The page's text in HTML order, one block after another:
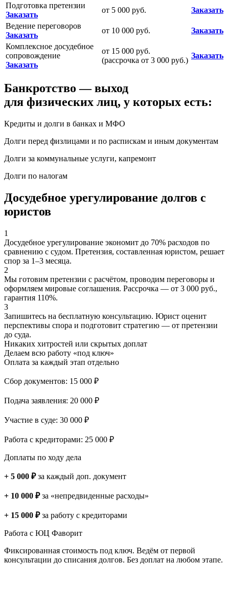
Подготовка претензии
Заказать
от 5 000 руб.
Заказать
Ведение переговоров
Заказать
от 10 000 руб.
Заказать
Комплексное досудебное
сопровождение
Заказать
от 15 000 руб.
(рассрочка от 3 000 руб.)
Заказать
Банкротство — выход
для физических лиц, у которых есть:
Кредиты и долги в банках и МФО
Долги перед физлицами и по распискам и иным документам
Долги за коммунальные услуги, капремонт
Долги по налогам
Досудебное урегулирование долгов с
юристов
1
Досудебное урегулирование экономит до 70% расходов по
сравнению с судом. Претензия, составленная юристом, решает
спор за 1–3 месяца.
2
Мы готовим претензии с расчётом, проводим переговоры и
оформляем мировые соглашения. Рассрочка — от 3 000 руб.,
гарантия 110%.
3
Запишитесь на бесплатную консультацию. Юрист оценит
перспективы спора и подготовит стратегию — от претензии
до суда.
Никаких хитростей или скрытых доплат
Делаем всю работу «под ключ»
Оплата за каждый этап отдельно
Сбор документов: 15 000 ₽
Подача заявления: 20 000 ₽
Участие в суде: 30 000 ₽
Работа с кредиторами: 25 000 ₽
Доплаты по ходу дела
+ 5 000 ₽за каждый доп. документ
+ 10 000 ₽за «непредвиденные расходы»
+ 15 000 ₽за работу с кредиторами
Работа с ЮЦ Фаворит
Фиксированная стоимость под ключ. Ведём от первой
консультации до списания долгов. Без доплат на любом этапе.